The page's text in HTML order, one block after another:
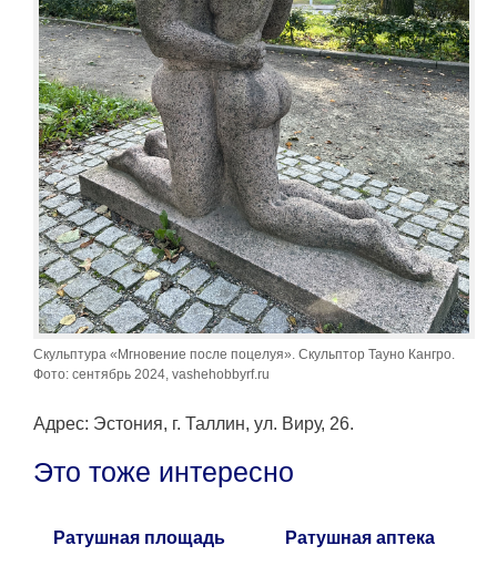
Скульптура «Мгновение после поцелуя». Скульптор Тауно Кангро.
Фото: сентябрь 2024, vashehobbyrf.ru
Адрес: Эстония, г. Таллин, ул. Виру, 26.
Это тоже интересно
Ратушная площадь Ратушная аптека